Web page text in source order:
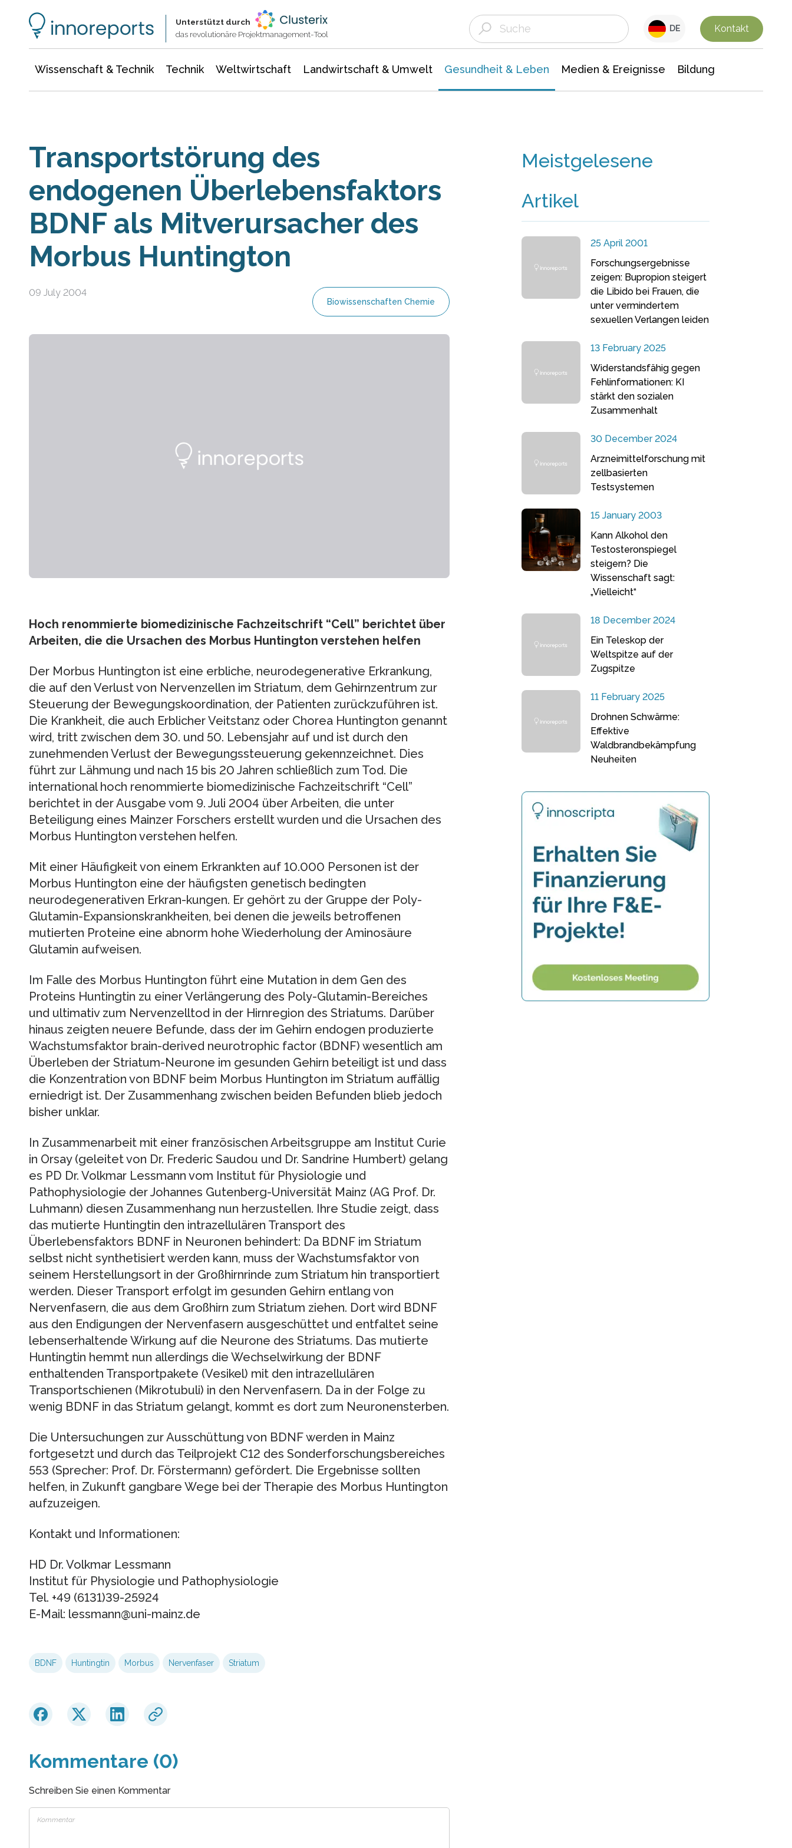
Unterstützt durch
das revolutionäre Projektmanagement-Tool
DE Kontakt
Wissenschaft & Technik Technik Weltwirtschaft Landwirtschaft & Umwelt Gesundheit & Leben Medien & Ereignisse Bildung
Transportstörung des
endogenen Überlebensfaktors
BDNF als Mitverursacher des
Morbus Huntington
09 July 2004
Biowissenschaften Chemie
Hoch renommierte biomedizinische Fachzeitschrift “Cell” berichtet über
Arbeiten, die die Ursachen des Morbus Huntington verstehen helfen
Der Morbus Huntington ist eine erbliche, neurodegenerative Erkrankung,
die auf den Verlust von Nervenzellen im Striatum, dem Gehirnzentrum zur
Steuerung der Bewegungskoordination, der Patienten zurückzuführen ist.
Die Krankheit, die auch Erblicher Veitstanz oder Chorea Huntington genannt
wird, tritt zwischen dem 30. und 50. Lebensjahr auf und ist durch den
zunehmenden Verlust der Bewegungssteuerung gekennzeichnet. Dies
führt zur Lähmung und nach 15 bis 20 Jahren schließlich zum Tod. Die
international hoch renommierte biomedizinische Fachzeitschrift “Cell”
berichtet in der Ausgabe vom 9. Juli 2004 über Arbeiten, die unter
Beteiligung eines Mainzer Forschers erstellt wurden und die Ursachen des
Morbus Huntington verstehen helfen.
Mit einer Häufigkeit von einem Erkrankten auf 10.000 Personen ist der
Morbus Huntington eine der häufigsten genetisch bedingten
neurodegenerativen Erkran-kungen. Er gehört zu der Gruppe der Poly-
Glutamin-Expansionskrankheiten, bei denen die jeweils betroffenen
mutierten Proteine eine abnorm hohe Wiederholung der Aminosäure
Glutamin aufweisen.
Im Falle des Morbus Huntington führt eine Mutation in dem Gen des
Proteins Huntingtin zu einer Verlängerung des Poly-Glutamin-Bereiches
und ultimativ zum Nervenzelltod in der Hirnregion des Striatums. Darüber
hinaus zeigten neuere Befunde, dass der im Gehirn endogen produzierte
Wachstumsfaktor brain-derived neurotrophic factor (BDNF) wesentlich am
Überleben der Striatum-Neurone im gesunden Gehirn beteiligt ist und dass
die Konzentration von BDNF beim Morbus Huntington im Striatum auffällig
erniedrigt ist. Der Zusammenhang zwischen beiden Befunden blieb jedoch
bisher unklar.
In Zusammenarbeit mit einer französischen Arbeitsgruppe am Institut Curie
in Orsay (geleitet von Dr. Frederic Saudou und Dr. Sandrine Humbert) gelang
es PD Dr. Volkmar Lessmann vom Institut für Physiologie und
Pathophysiologie der Johannes Gutenberg-Universität Mainz (AG Prof. Dr.
Luhmann) diesen Zusammenhang nun herzustellen. Ihre Studie zeigt, dass
das mutierte Huntingtin den intrazellulären Transport des
Überlebensfaktors BDNF in Neuronen behindert: Da BDNF im Striatum
selbst nicht synthetisiert werden kann, muss der Wachstumsfaktor von
seinem Herstellungsort in der Großhirnrinde zum Striatum hin transportiert
werden. Dieser Transport erfolgt im gesunden Gehirn entlang von
Nervenfasern, die aus dem Großhirn zum Striatum ziehen. Dort wird BDNF
aus den Endigungen der Nervenfasern ausgeschüttet und entfaltet seine
lebenserhaltende Wirkung auf die Neurone des Striatums. Das mutierte
Huntingtin hemmt nun allerdings die Wechselwirkung der BDNF
enthaltenden Transportpakete (Vesikel) mit den intrazellulären
Transportschienen (Mikrotubuli) in den Nervenfasern. Da in der Folge zu
wenig BDNF in das Striatum gelangt, kommt es dort zum Neuronensterben.
Die Untersuchungen zur Ausschüttung von BDNF werden in Mainz
fortgesetzt und durch das Teilprojekt C12 des Sonderforschungsbereiches
553 (Sprecher: Prof. Dr. Förstermann) gefördert. Die Ergebnisse sollten
helfen, in Zukunft gangbare Wege bei der Therapie des Morbus Huntington
aufzuzeigen.
Kontakt und Informationen:
HD Dr. Volkmar Lessmann
Institut für Physiologie und Pathophysiologie
Tel. +49 (6131)39-25924
E-Mail: lessmann@uni-mainz.de
BDNF Huntingtin Morbus Nervenfaser Striatum
Kommentare (0)
Schreiben Sie einen Kommentar
Meistgelesene
Artikel
25 April 2001
Forschungsergebnisse
zeigen: Bupropion steigert
die Libido bei Frauen, die
unter vermindertem
sexuellen Verlangen leiden
13 February 2025
Widerstandsfähig gegen
Fehlinformationen: KI
stärkt den sozialen
Zusammenhalt
30 December 2024
Arzneimittelforschung mit
zellbasierten
Testsystemen
15 January 2003
Kann Alkohol den
Testosteronspiegel
steigern? Die
Wissenschaft sagt:
„Vielleicht“
18 December 2024
Ein Teleskop der
Weltspitze auf der
Zugspitze
11 February 2025
Drohnen Schwärme:
Effektive
Waldbrandbekämpfung
Neuheiten